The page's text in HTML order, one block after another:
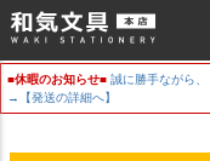
■休暇のお知らせ■ 誠に勝手ながら、
→【発送の詳細へ】